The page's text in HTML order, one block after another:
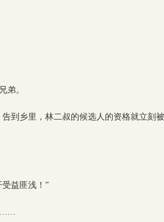
弟。
到乡里，林二叔的候选人的资格就立刻
益匪浅！”
……